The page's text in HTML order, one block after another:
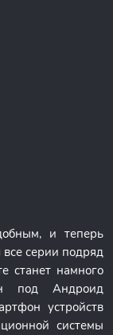
и теперь
все серии подряд
станет намного
под Андроид
устройств
системы